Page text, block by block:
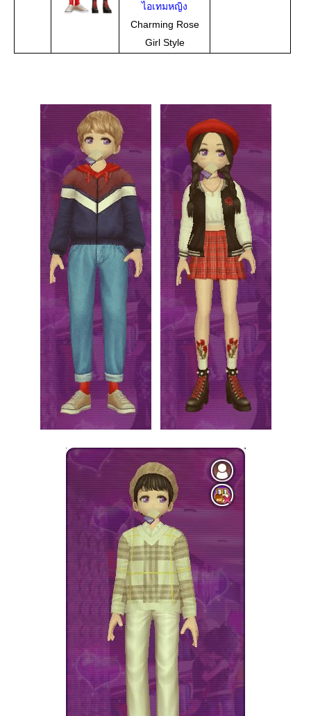
ไอเทมหญิง
Charming Rose
Girl Style